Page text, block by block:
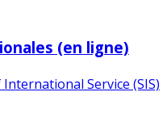
(en ligne)
Service (SIS)